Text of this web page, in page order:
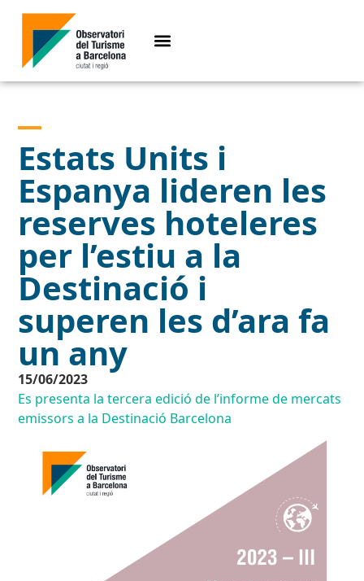
Estats Units i
Espanya lideren les
reserves hoteleres
per l’estiu a la
Destinació i
superen les d’ara fa
un any
15/06/2023
Es presenta la tercera edició de l’informe de mercats
emissors a la Destinació Barcelona